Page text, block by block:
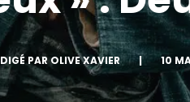
PAR OLIVE XAVIER | 10